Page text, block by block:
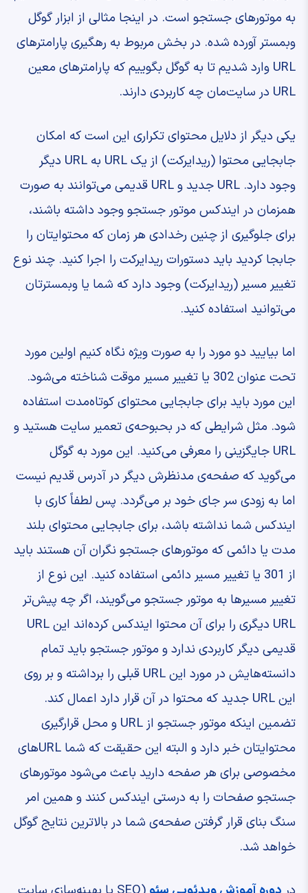
به موتورهای جستجو است. در اینجا مثالی از ابزار گوگل
وبمستر آورده شده. در بخش مربوط به رهگیری پارامترهای
URL وارد شدیم تا به گوگل بگوییم که پارامترهای معین
URL در سایت‌مان چه کاربردی دارند.
یکی دیگر از دلایل محتوای تکراری این است که امکان
جابجایی محتوا (ریدایرکت) از یک URL به URL دیگر
وجود دارد. URL جدید و URL قدیمی می‌توانند به صورت
همزمان در ایندکس موتور جستجو وجود داشته باشند،
برای جلوگیری از چنین رخدادی هر زمان که محتوایتان را
جابجا کردید باید دستورات ریدایرکت را اجرا کنید. چند نوع
تغییر مسیر (ریدایرکت) وجود دارد که شما یا وبمسترتان
می‌توانید استفاده کنید.
اما بیایید دو مورد را به صورت ویژه نگاه کنیم اولین مورد
تحت عنوان 302 یا تغییر مسیر موقت شناخته می‌شود.
این مورد باید برای جابجایی محتوای کوتاه‌مدت استفاده
شود. مثل شرایطی که در بحبوحه‌ی تعمیر سایت هستید و
URL جایگزینی را معرفی می‌کنید. این مورد به گوگل
می‌گوید که صفحه‌ی مدنظرش دیگر در آدرس قدیم نیست
اما به زودی سر جای خود بر می‌گردد. پس لطفاً کاری با
ایندکس شما نداشته باشد، برای جابجایی محتوای بلند
مدت یا دائمی که موتورهای جستجو نگران آن هستند باید
از 301 یا تغییر مسیر دائمی استفاده کنید. این نوع از
تغییر مسیرها به موتور جستجو می‌گویند، اگر چه پیش‌تر
URL دیگری را برای آن محتوا ایندکس کرده‌اند این URL
قدیمی دیگر کاربردی ندارد و موتور جستجو باید تمام
دانسته‌هایش در مورد این URL قبلی را برداشته و بر روی
این URL جدید که محتوا در آن قرار دارد اعمال کند.
تضمین اینکه موتور جستجو از URL و محل قرارگیری
محتوایتان خبر دارد و البته این حقیقت که شما URLهای
مخصوصی برای هر صفحه دارید باعث می‌شود موتورهای
جستجو صفحات را به درستی ایندکس کنند و همین امر
سنگ بنای قرار گرفتن صفحه‌ی شما در بالاترین نتایج گوگل
خواهد شد.